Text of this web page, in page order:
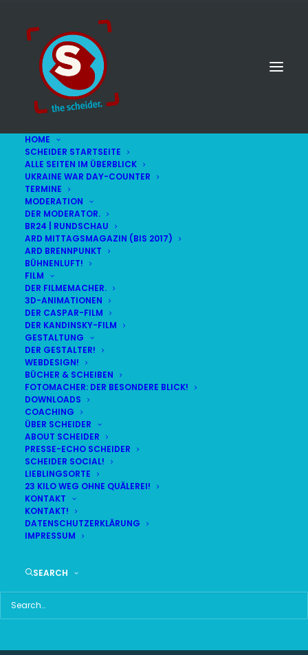
HOME
SCHEIDER STARTSEITE
ALLE SEITEN IM ÜBERBLICK
UKRAINE WAR DAY-COUNTER
TERMINE
MODERATION
DER MODERATOR.
BR24 | RUNDSCHAU
ARD MITTAGSMAGAZIN (BIS 2017)
ARD BRENNPUNKT
BÜHNENLUFT!
FILM
DER FILMEMACHER.
3D-ANIMATIONEN
DER CASPAR-FILM
DER KANDINSKY-FILM
GESTALTUNG
DER GESTALTER!
WEBDESIGN!
BÜCHER & SCHEIBEN
FOTOMACHER: DER BESONDERE BLICK!
DOWNLOADS
COACHING
ÜBER SCHEIDER
ABOUT SCHEIDER
PRESSE-ECHO SCHEIDER
SCHEIDER SOCIAL!
LIEBLINGSORTE
23 KILO WEG OHNE QUÄLEREI!
KONTAKT
KONTAKT!
DATENSCHUTZERKLÄRUNG
IMPRESSUM
SEARCH
© STEFAN SCHEIDER
LIVE(alle Termine
DEMNÄCHST:
FR
07
AUG
BR24 | 18.30 UHR
BR MÜNCHEN FREIMANN
HAUPTMENÜ
SCHEIDER STARTSEITE
UKRAINE WAR DAY-COUNTER
TERMINE